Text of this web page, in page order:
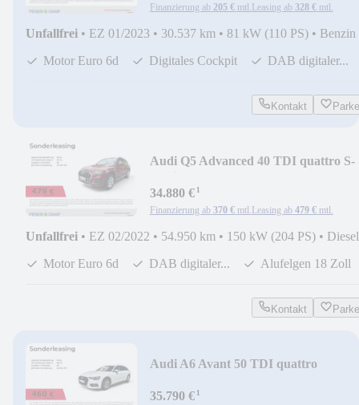
Finanzierung ab 205 € mtl. Leasing ab 328 € mtl.
Unfallfrei • EZ 01/2023 • 30.537 km • 81 kW (110 PS) • Benzin
Motor Euro 6d
Digitales Cockpit DAB digitaler...
Kontakt
Audi Q5 Advanced 40 TDI quattro S-
34.880 €¹
Finanzierung ab 370 € mtl. Leasing ab 479 € mtl.
Unfallfrei • EZ 02/2022 • 54.950 km • 150 kW (204 PS) • Diesel
Motor Euro 6d
DAB digitaler... Alufelgen 18 Zoll
Kontakt
Audi A6 Avant 50 TDI quattro
35.790 €¹